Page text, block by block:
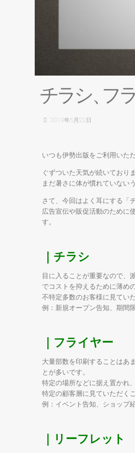
チラシ、 フラ
2019年5月22日
いつも伊勢出版をご利用いた
ぐずついた天気が続いており
まだ暑さに体が慣れていない
さて、今回はよく耳にする「
広告宣伝や販促活動のために
す。
｜チラシ
目に入ることが重要なので、
でコストを抑えるために薄め
不特定多数のお客様に見てい
例：新規オープン告知、期間
｜フライヤー
大量部数を印刷することはあ
とが多いです。
特定の場所などに据え置かれ
特定の顧客層に見ていただく
例：イベント告知、ショップ
｜リーフレット